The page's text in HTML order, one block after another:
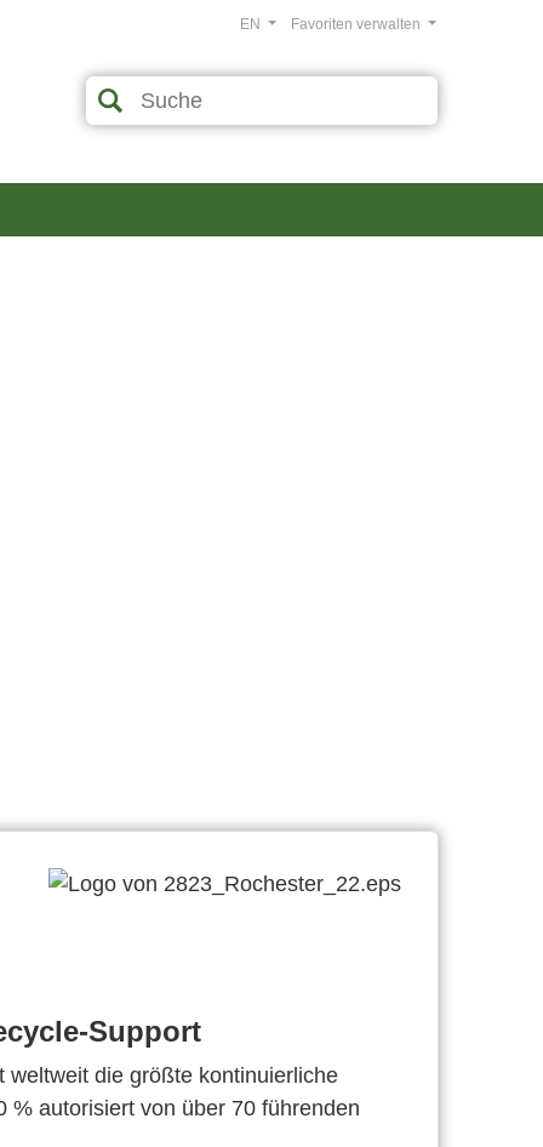
Favoriten verwalten
EN
Support
weltweit die größte kontinuierliche
% autorisiert von über 70 führenden